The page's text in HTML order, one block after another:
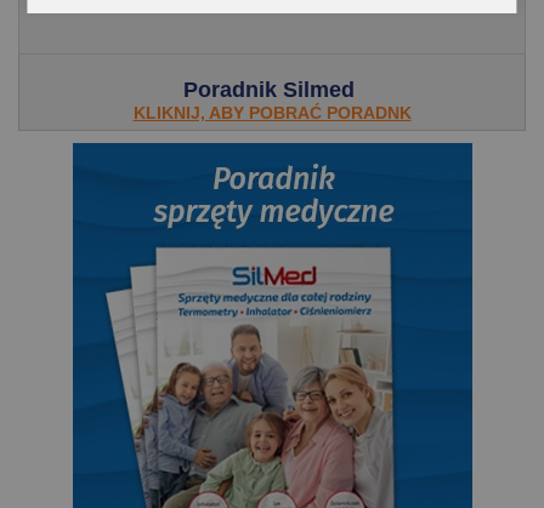
Poradnik Silmed
KLIKNIJ, ABY POBRAĆ PORADNK